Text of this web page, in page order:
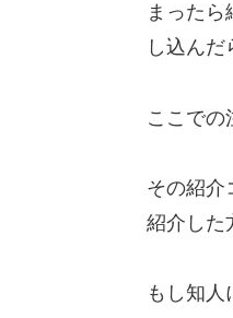
まった
し込んだ
ここでの
その紹介
紹介した
もし知